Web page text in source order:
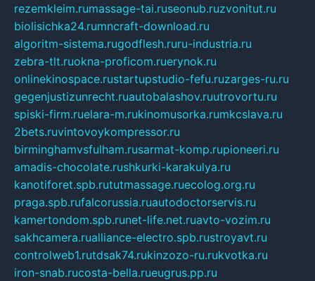
rezemkleim.rumassage-tai.ruseonub.ruzvonitut.ru
biolisichka24.rumncraft-download.ru
algoritm-sistema.rugodflesh.ruru-industria.ru
zebra-tlt.ruokna-proficom.ruerynok.ru
onlinekinospace.rustartupstudio-fefu.ruzarges-ru.ru
gegenjustizunrecht.ruautobalashov.ruutrovortu.ru
spiski-firm.ruelara-m.rukinomusorka.rumkcslava.ru
2bets.ruvintovoykompressor.ru
birminghamvsfulham.rusarmat-komp.rupioneeri.ru
amadis-chocolate.rushkurki-karakulya.ru
kanotiforet.spb.rututmassage.ruecolog.org.ru
praga.spb.rufalcorussia.ruautodoctorservis.ru
kamertondom.spb.runet-life.net.ruavto-vozim.ru
sakhcamera.rualliance-electro.spb.rustroyavt.ru
controlweb1.rutdsak74.rukinzozo-ru.rukvotka.ru
iron-snab.rucosta-bella.rueugrus.pp.ru